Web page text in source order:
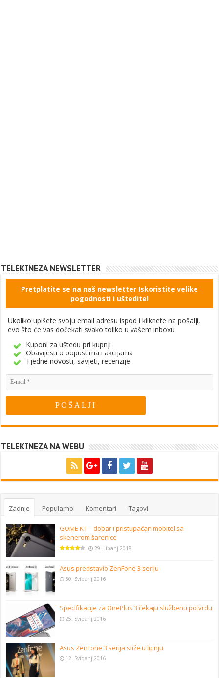
TELEKINEZA NEWSLETTER
Pretplatite se na naš newsletter Iskoristite velike
pogodnosti i uštedite!
Ukoliko upišete svoju email adresu ispod i kliknete na pošalji,
evo što će vas dočekati svako toliko u vašem inboxu:
Kuponi za uštedu pri kupnji
Obavijesti o popustima i akcijama
Tjedne novosti, savjeti, recenzije
TELEKINEZA NA WEBU
Zadnje Popularno Komentari Tagovi
GOME K1 – dobar i pristupačan mobitel sa
skenerom šarenice
29. Lipanj 2018
Asus predstavio ZenFone 3 seriju
30. Svibanj 2016
Specifikacije za OnePlus 3 čekaju službenu potvrdu
25. Svibanj 2016
Asus ZenFone 3 serija stiže u lipnju
12. Svibanj 2016